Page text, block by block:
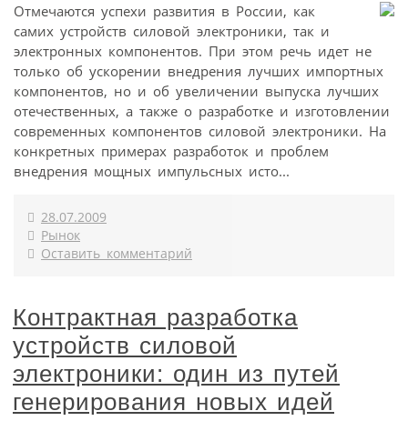
Отмечаются успехи развития в России, как
самих устройств силовой электроники, так и
электронных компонентов. При этом речь идет не
только об ускорении внедрения лучших импортных
компонентов, но и об увеличении выпуска лучших
отечественных, а также о разработке и изготовлении
современных компонентов силовой электроники. На
конкретных примерах разработок и проблем
внедрения мощных импульсных исто...
28.07.2009
Рынок
Оставить комментарий
Контрактная разработка
устройств силовой
электроники: один из путей
генерирования новых идей